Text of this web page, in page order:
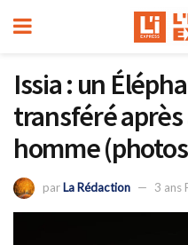
Issia : un
transféré
homme
parLa Rédaction 3 ans